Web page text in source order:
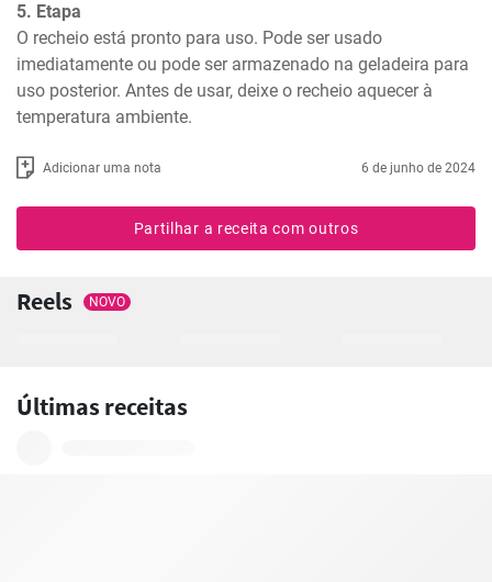
5. Etapa
O recheio está pronto para uso. Pode ser usado
imediatamente ou pode ser armazenado na geladeira para
uso posterior. Antes de usar, deixe o recheio aquecer à
temperatura ambiente.
Adicionar uma nota 6 de junho de 2024
Partilhar a receita com outros
Reels NOVO
Últimas receitas